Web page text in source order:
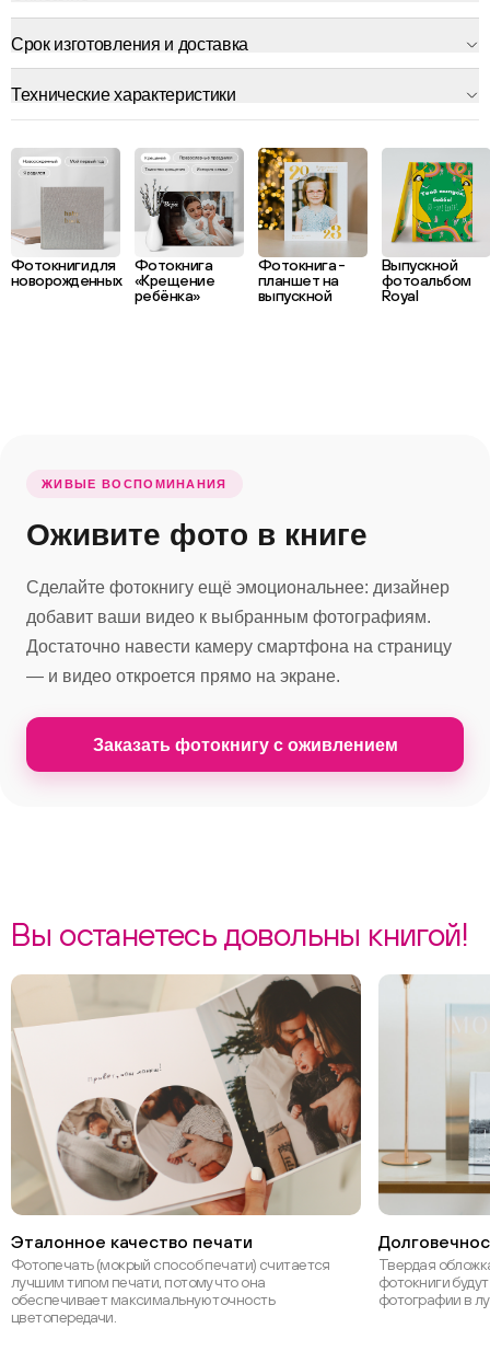
Срок изготовления и доставка
Технические характеристики
Фотокниги для
новорожденных
Фотокнига
«Крещение
ребёнка»
Фотокнига -
планшет на
выпускной
Выпускной
фотоальбом
Royal
ЖИВЫЕ ВОСПОМИНАНИЯ
Оживите фото в книге
Сделайте фотокнигу ещё эмоциональнее: дизайнер
добавит ваши видео к выбранным фотографиям.
Достаточно навести камеру смартфона на страницу
— и видео откроется прямо на экране.
Заказать фотокнигу с оживлением
Вы останетесь довольны книгой!
Эталонное качество печати
Фотопечать (мокрый способ печати) считается
лучшим типом печати, потому что она
обеспечивает максимальную точность
цветопередачи.
Твердая
фотокниги
фотографии в